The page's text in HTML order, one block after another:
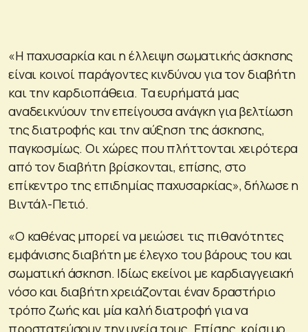
«Η παχυσαρκία και η έλλειψη σωματικής άσκησης
είναι κοινοί παράγοντες κινδύνου για τον διαβήτη
και την καρδιοπάθεια. Τα ευρήματά μας
αναδεικνύουν την επείγουσα ανάγκη για βελτίωση
της διατροφής και την αύξηση της άσκησης,
παγκοσμίως. Οι χώρες που πλήττονται χειρότερα
από τον διαβήτη βρίσκονται, επίσης, στο
επίκεντρο της επιδημίας παχυσαρκίας», δήλωσε η
Βιντάλ-Πετιό.
«Ο καθένας μπορεί να μειώσει τις πιθανότητες
εμφάνισης διαβήτη με έλεγχο του βάρους του και
σωματική άσκηση. Ιδίως εκείνοι με καρδιαγγειακή
νόσο και διαβήτη χρειάζονται έναν δραστήριο
τρόπο ζωής και μία καλή διατροφή για να
προστατεύσουν την υγεία τους. Επίσης, κρίσιμο